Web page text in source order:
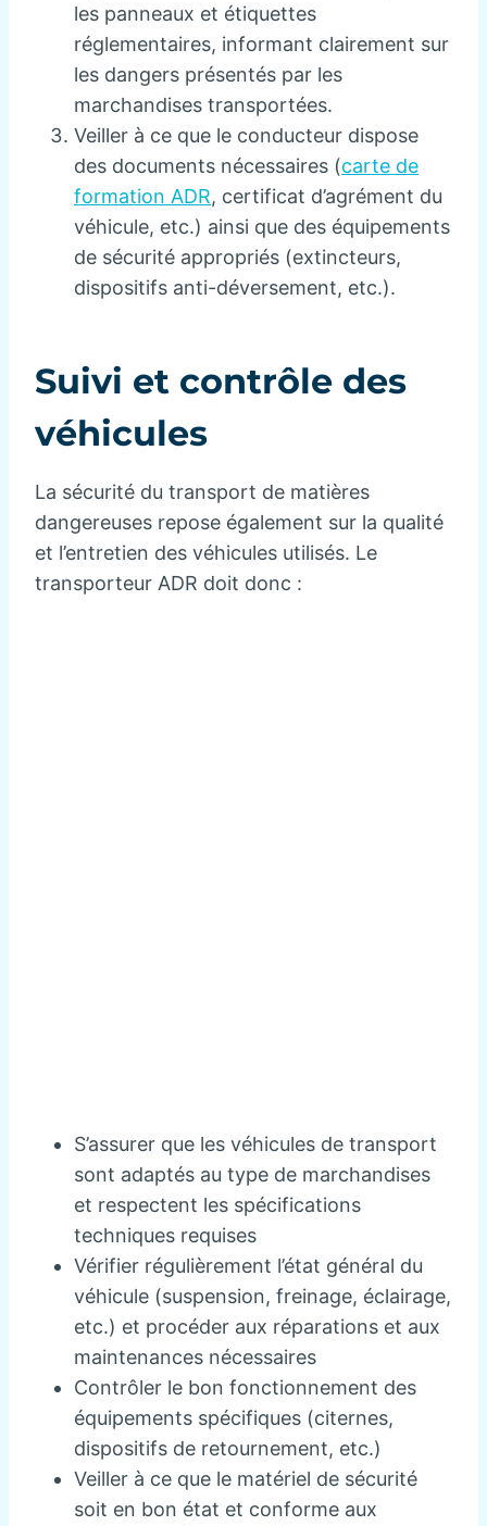
les panneaux et étiquettes
réglementaires, informant clairement sur
les dangers présentés par les
marchandises transportées.
Veiller à ce que le conducteur dispose
des documents nécessaires (carte de
formation ADR, certificat d’agrément du
véhicule, etc.) ainsi que des équipements
de sécurité appropriés (extincteurs,
dispositifs anti-déversement, etc.).
Suivi et contrôle des
véhicules
La sécurité du transport de matières
dangereuses repose également sur la qualité
et l’entretien des véhicules utilisés. Le
transporteur ADR doit donc :
S’assurer que les véhicules de transport
sont adaptés au type de marchandises
et respectent les spécifications
techniques requises
Vérifier régulièrement l’état général du
véhicule (suspension, freinage, éclairage,
etc.) et procéder aux réparations et aux
maintenances nécessaires
Contrôler le bon fonctionnement des
équipements spécifiques (citernes,
dispositifs de retournement, etc.)
Veiller à ce que le matériel de sécurité
soit en bon état et conforme aux